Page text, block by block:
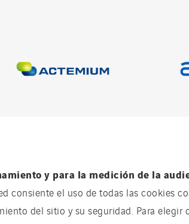
y para la medición de la
consiente el uso de todas las cookies
del sitio y su seguridad. Para elegir